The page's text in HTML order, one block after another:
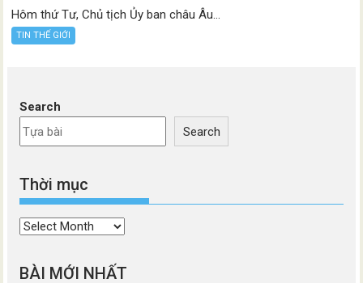
Hôm thứ Tư, Chủ tịch Ủy ban châu Âu...
TIN THẾ GIỚI
Search
Search
Thời mục
Thời
BÀI MỚI NHẤT